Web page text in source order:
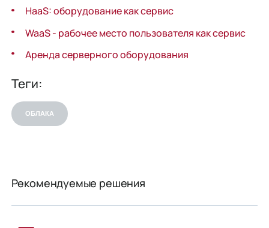
HaaS: оборудование как сервис
WaaS - рабочее место пользователя как сервис
Аренда серверного оборудования
Теги:
ОБЛАКА
Рекомендуемые решения